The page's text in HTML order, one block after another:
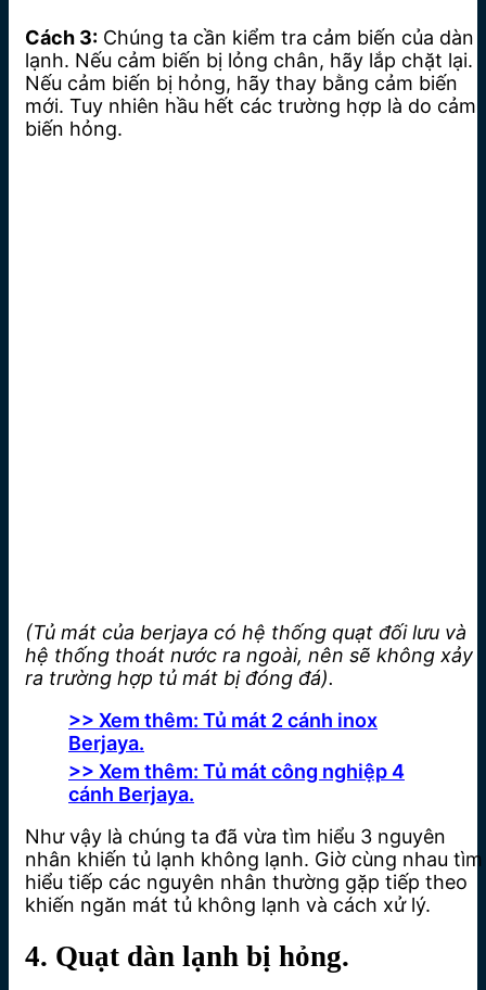
Cách 3: Chúng ta cần kiểm tra cảm biến của dàn
lạnh. Nếu cảm biến bị lỏng chân, hãy lắp chặt lại.
Nếu cảm biến bị hỏng, hãy thay bằng cảm biến
mới. Tuy nhiên hầu hết các trường hợp là do cảm
biến hỏng.
(Tủ mát của berjaya có hệ thống quạt đối lưu và
hệ thống thoát nước ra ngoài, nên sẽ không xảy
ra trường hợp tủ mát bị đóng đá).
>> Xem thêm: Tủ mát 2 cánh inox
Berjaya.
>> Xem thêm: Tủ mát công nghiệp 4
cánh Berjaya.
Như vậy là chúng ta đã vừa tìm hiểu 3 nguyên
nhân khiến tủ lạnh không lạnh. Giờ cùng nhau tìm
hiểu tiếp các nguyên nhân thường gặp tiếp theo
khiến ngăn mát tủ không lạnh và cách xử lý.
4. Quạt dàn lạnh bị hỏng.